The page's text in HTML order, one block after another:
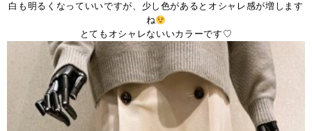
白も明るくなっていいですが、少し色があるとオシャレ感が増します
ね
とてもオシャレないいカラーです♡